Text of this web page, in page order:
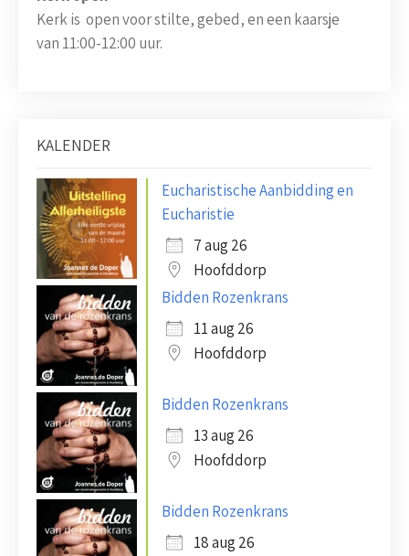
Kerk is open voor stilte, gebed, en een kaarsje
van 11:00-12:00 uur.
KALENDER
Eucharistische Aanbidding en
Eucharistie
7 aug 26
Hoofddorp
Bidden Rozenkrans
11 aug 26
Hoofddorp
Bidden Rozenkrans
13 aug 26
Hoofddorp
Bidden Rozenkrans
18 aug 26